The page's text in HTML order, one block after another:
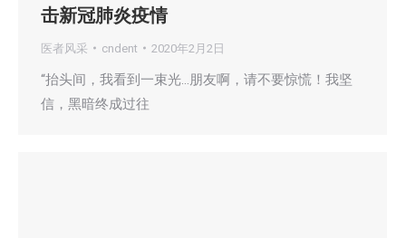
击新冠肺炎疫情
医者风采 cndent 2020年2月2日
“抬头间，我看到一束光…朋友啊，请不要惊慌！我坚
信，黑暗终成过往